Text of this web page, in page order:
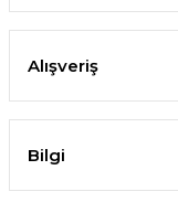
Alışveriş
Bilgi